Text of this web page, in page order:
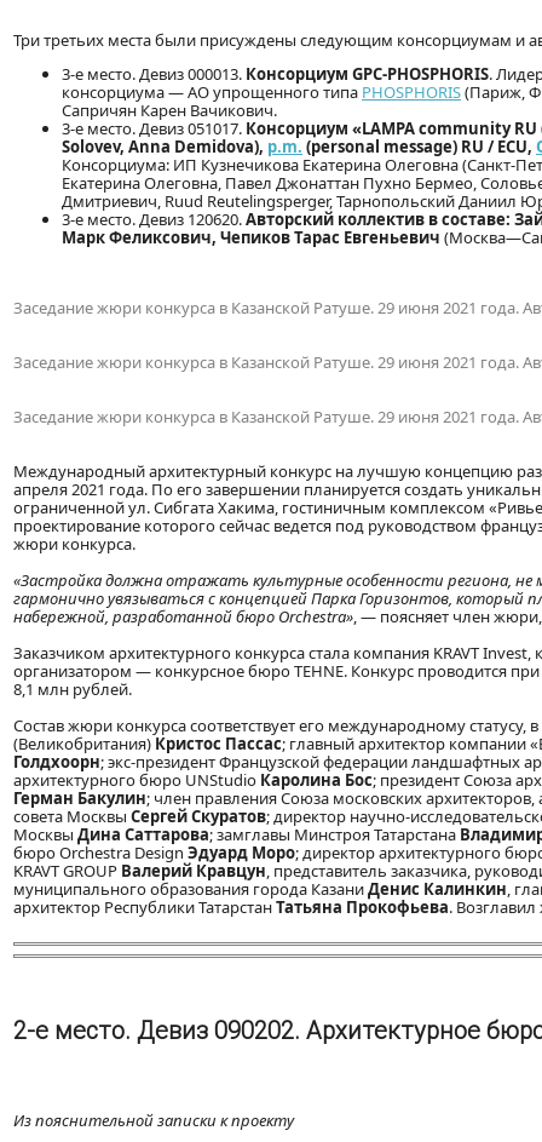
Три третьих места были присуждены следующим консорциумам и
3-е место. Девиз 000013. Консорциум GPC-PHOSPHORIS.
консорциума — АО упрощенного типа PHOSPHORIS(Париж,
Сапричян Карен Вачикович.
3-е место. Девиз 051017. Консорциум «LAMPA community RU
Solovev, Anna Demidova), p.m. (personal message) RU / ECU,
Консорциума: ИП Кузнечикова Екатерина Олеговна (Санкт-
Екатерина Олеговна, Павел Джонаттан Пухно Бермео,
Дмитриевич, Ruud Reutelingsperger, Тарнопольский Даниил
3-е место. Девиз 120620.Авторский коллектив в составе:
Марк Феликсович, Чепиков Тарас Евгеньевич
Заседание жюри конкурса в Казанской Ратуше. 29 июня 2021 года.
Заседание жюри конкурса в Казанской Ратуше. 29 июня 2021 года.
Заседание жюри конкурса в Казанской Ратуше. 29 июня 2021 года.
Международный архитектурный конкурс на лучшую концепцию
апреля 2021 года. По его завершении планируется создать
ограниченной ул. Сибгата Хакима, гостиничным комплексом
проектирование которого сейчас ведется под руководством
жюри конкурса.
«Застройка должна отражать культурные особенности региона,
гармонично увязываться с концепцией Парка Горизонтов, который
набережной, разработанной бюро Orchestra», — поясняет член
Заказчиком архитектурного конкурса стала компания KRAVT
организатором — конкурсное бюро TEHNE. Конкурс проводится
8,1 млн рублей.
Состав жюри конкурса соответствует его международному
(Великобритания) Кристос Пассас; главный архитектор компании
Голдхоорн; экс-президент Французской федерации ландшафтных
архитектурного бюро UNStudio Каролина Бос; президент Союза
Герман Бакулин; член правления Союза московских
совета Москвы Сергей Скуратов; директор научно-
Москвы Дина Саттарова; замглавы Минстроя Татарстана
бюро Orchestra Design Эдуард Моро; директор архитектурного
KRAVT GROUP Валерий Кравцун, представитель заказчика,
муниципального образования города КазаниДенис Калинкин,
архитектор Республики ТатарстанТатьяна Прокофьева.
2-е место. Девиз 090202. Архитектурное
Из пояснительной записки к проекту